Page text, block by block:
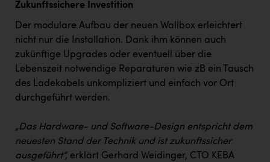
Zukunftssichere Investition
Der modulare Aufbau der neuen Wallbox erleichtert
nicht nur die Installation. Dank ihm können auch
zukünftige Upgrades oder eventuell über die
Lebenszeit notwendige Reparaturen wie zB ein Tausch
des Ladekabels unkompliziert und einfach vor Ort
durchgeführt werden.
„Das Hardware- und Software-Design entspricht dem
neuesten Stand der Technik und ist zukunftssicher
ausgeführt“, erklärt Gerhard Weidinger, CTO KEBA